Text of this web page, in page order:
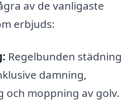
av de vanligaste
erbjuds:
Regelbunden städning
damning,
och moppning av golv.